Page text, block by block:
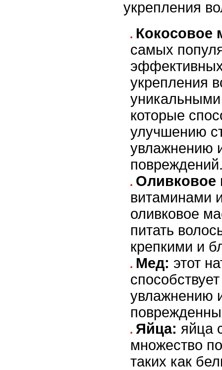
укрепления
Кокосовое
самых
укрепления
которые
улучшению
увлажнению
Оливковое
витаминами
оливковое
питать
крепкими и
Мед: этот
увлажнению
Яйца: яйца
множество
таких как